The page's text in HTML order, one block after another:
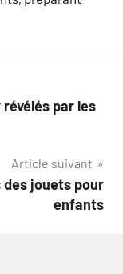
par les
Article suivant
des jouets pour
enfants